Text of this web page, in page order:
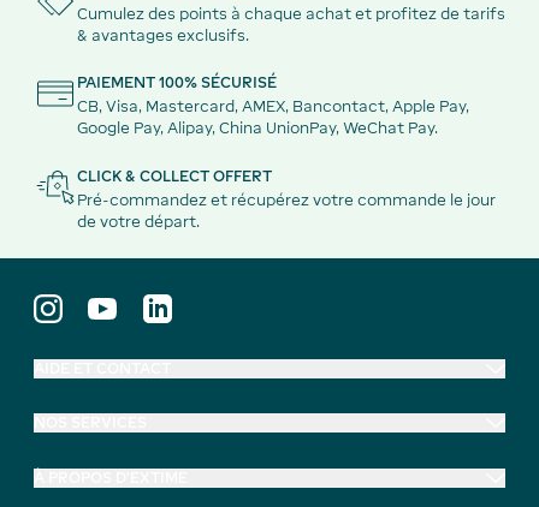
Cumulez des points à chaque achat et profitez de tarifs
& avantages exclusifs.
PAIEMENT 100% SÉCURISÉ
CB, Visa, Mastercard, AMEX, Bancontact, Apple Pay,
Google Pay, Alipay, China UnionPay, WeChat Pay.
CLICK & COLLECT OFFERT
Pré-commandez et récupérez votre commande le jour
de votre départ.